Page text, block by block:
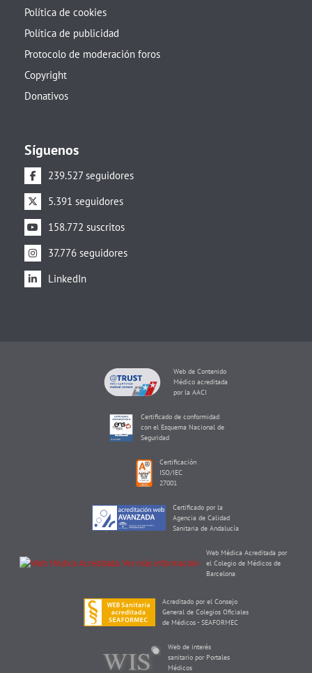
Política de cookies
Política de publicidad
Protocolo de moderación foros
Copyright
Donativos
Síguenos
239.527 seguidores
5.391 seguidores
158.772 suscritos
37.776 seguidores
LinkedIn
Web de Contenido
Médico acreditada
por la AACI
Certificado de conformidad
con el Esquema Nacional de
Seguridad
Certificación
ISO/IEC
27001
Certificado por la
Agencia de Calidad
Sanitaria de Andalucía
Web Médica Acreditada por
el Colegio de Médicos de
Barcelona
Acreditado por el Consejo
General de Colegios Oficiales
de Médicos - SEAFORMEC
Web de interés
sanitario por Portales
Médicos